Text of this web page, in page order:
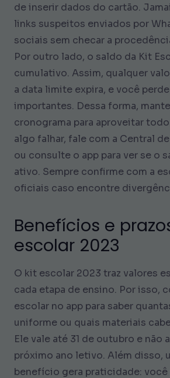
de inserir dados do cartão.
links suspeitos enviados por
sociais sem checar a
Por outro lado, o saldo da Kit
cumulativo. Assim, qualquer
a data limite expira, e você
importantes. Dessa forma,
cronograma para aproveitar
algo falhar, fale com a Central
ou consulte o app para ver se o
ativo. Sempre confirme com a
oficiais caso encontre
Benefícios e
escolar 2023
O kit escolar 2023 traz valores
cada etapa de ensino. Por isso,
escolar no app para saber
uniforme ou quais materiais
Ele vale até 31 de outubro e não
próximo ano letivo. Além disso,
benefício gera praticidade: